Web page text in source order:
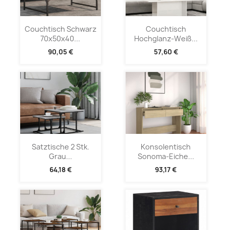
Couchtisch Schwarz
70x50x40...
90,05 €
Couchtisch
Hochglanz-Weiß...
57,60 €
Satztische 2 Stk.
Grau...
64,18 €
Konsolentisch
Sonoma-Eiche...
93,17 €